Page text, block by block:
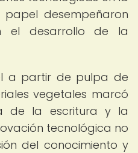
desempeñaron
el desarrollo de la
a partir de pulpa de
vegetales marcó
de la escritura y la
tecnológica no
del conocimiento y